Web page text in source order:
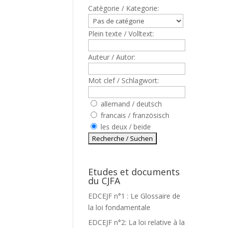
Catègorie / Kategorie:
Plein texte / Volltext:
Auteur / Autor:
Mot clef / Schlagwort:
allemand / deutsch
francais / französisch
les deux / beide
Etudes et documents
du CJFA
EDCEJF n°1 : Le Glossaire de
la loi fondamentale
EDCEJF n°2: La loi relative à la